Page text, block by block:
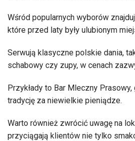
Wśród popularnych wyborów
które przed laty były ulubionym
Serwują klasyczne polskie dania,
schabowy czy zupy, w cenach
Przykłady to Bar Mleczny
tradycję za niewielkie pieniądze.
Warto również zwrócić uwagę na
przyciągają klientów nie tylko